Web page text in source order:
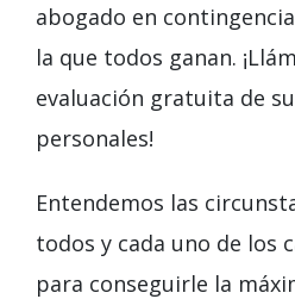
abogado en
la que todos ganan.
evaluación gratuita de
personales!
Entendemos las
todos y cada uno de los
para conseguirle la